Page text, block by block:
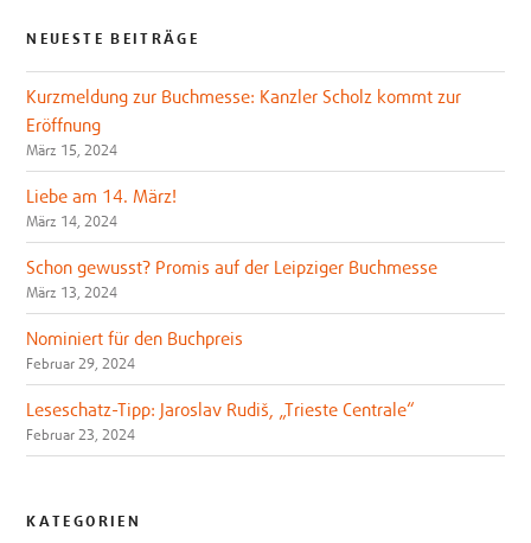
NEUESTE BEITRÄGE
Kurzmeldung zur Buchmesse: Kanzler Scholz kommt zur
Eröffnung
März 15, 2024
Liebe am 14. März!
März 14, 2024
Schon gewusst? Promis auf der Leipziger Buchmesse
März 13, 2024
Nominiert für den Buchpreis
Februar 29, 2024
Leseschatz-Tipp: Jaroslav Rudiš, „Trieste Centrale“
Februar 23, 2024
KATEGORIEN